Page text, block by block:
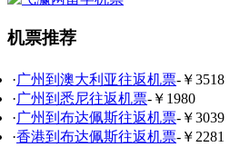
机票推荐
·广州到澳大利亚往返机票-￥3518
·广州到悉尼往返机票-￥1980
·广州到布达佩斯往返机票-￥3039
·香港到布达佩斯往返机票-￥2281